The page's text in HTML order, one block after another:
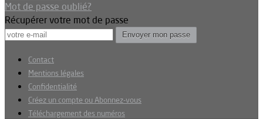
Mot de passe oublié?
Récupérer votre mot de passe
Contact
Mentions légales
Confidentialité
Créez un compte ou Abonnez-vous
Téléchargement des numéros